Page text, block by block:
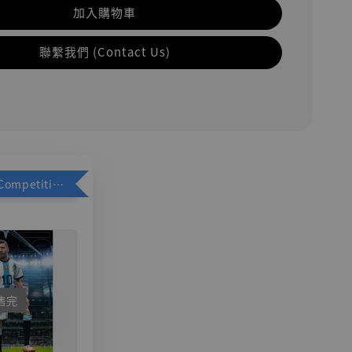
加入購物車
聯繫我們 (Contact Us)
加購優惠【Competitive Toys 梅西 [CM001]】
完